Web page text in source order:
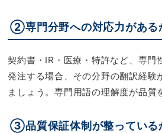
②専門分野への対応力がある
契約書・IR・医療・特許など、専門
発注する場合、その分野の翻訳経験
ましょう。専門用語の理解度が品質
③品質保証体制が整っている